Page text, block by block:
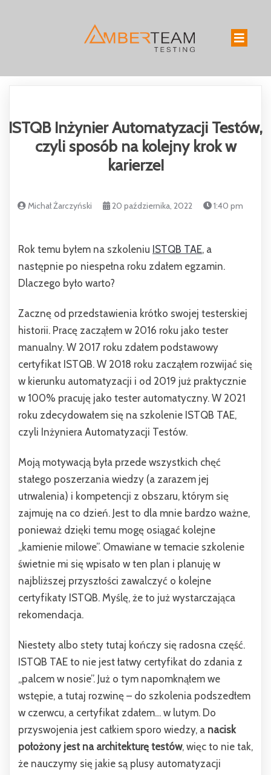
ISTQB Inżynier Automatyzacji Testów,
czyli sposób na kolejny krok w
karierze!
Michał Żarczyński 20 października, 2022 1:40 pm
Rok temu byłem na szkoleniu ISTQB TAE, a
następnie po niespełna roku zdałem egzamin.
Dlaczego było warto?
Zacznę od przedstawienia krótko swojej testerskiej
historii. Pracę zacząłem w 2016 roku jako tester
manualny. W 2017 roku zdałem podstawowy
certyfikat ISTQB. W 2018 roku zacząłem rozwijać się
w kierunku automatyzacji i od 2019 już praktycznie
w 100% pracuję jako tester automatyczny. W 2021
roku zdecydowałem się na szkolenie ISTQB TAE,
czyli Inżyniera Automatyzacji Testów.
Moją motywacją była przede wszystkich chęć
stałego poszerzania wiedzy (a zarazem jej
utrwalenia) i kompetencji z obszaru, którym się
zajmuję na co dzień. Jest to dla mnie bardzo ważne,
ponieważ dzięki temu mogę osiągać kolejne
„kamienie milowe”. Omawiane w temacie szkolenie
świetnie mi się wpisało w ten plan i planuję w
najbliższej przyszłości zawalczyć o kolejne
certyfikaty ISTQB. Myślę, że to już wystarczająca
rekomendacja.
Niestety albo stety tutaj kończy się radosna część.
ISTQB TAE to nie jest łatwy certyfikat do zdania z
„palcem w nosie”. Już o tym napomknąłem we
wstępie, a tutaj rozwinę – do szkolenia podszedłem
w czerwcu, a certyfikat zdałem… w lutym. Do
przyswojenia jest całkiem sporo wiedzy, a nacisk
położony jest na architekturę testów, więc to nie tak,
że nauczymy się jakie są plusy automatyzacji